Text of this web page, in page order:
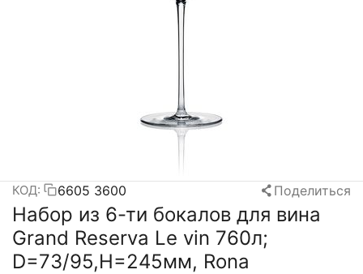
КОД: 6605 3600 Поделиться
Набор из 6-ти бокалов для вина
Grand Reserva Le vin 760л;
D=73/95,H=245мм, Rona